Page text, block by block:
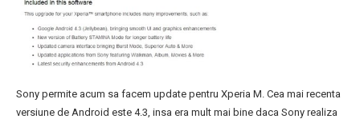
Sony permite acum sa facem update pentru Xperia M. Cea mai recenta
versiune de Android este 4.3, insa era mult mai bine daca Sony realiza